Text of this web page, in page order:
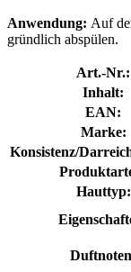
Anwendung: Auf
gründlich abspülen.
Art.-Nr.:
Inhalt:
EAN:
Marke:
Konsistenz/
Hauttyp: